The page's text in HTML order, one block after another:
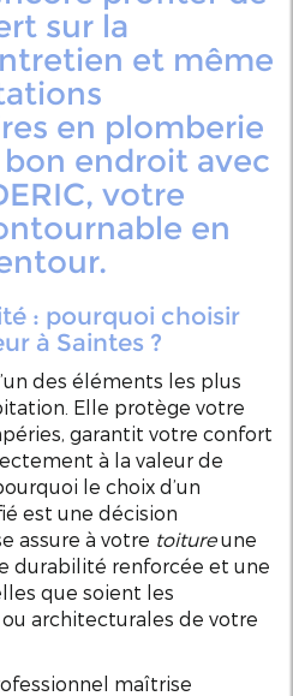
sur la
et même
en plomberie
bon endroit avec
votre
en
: pourquoi choisir
à Saintes ?
des éléments les plus
Elle protège votre
garantit votre confort
à la valeur de
le choix d’un
est une décision
assure à votre toitureune
durabilité renforcée et une
que soient les
architecturales de votre
maîtrise